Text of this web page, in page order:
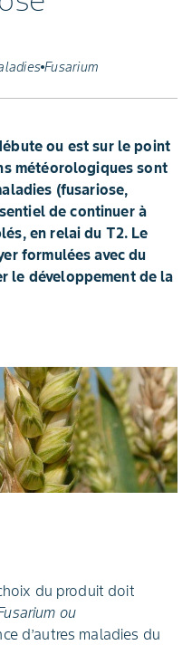
Fusarium
ou est sur le point
météorologiques sont
(fusariose,
de continuer à
en relai du T2. Le
formulées avec du
le développement de la
du produit doit
ou
d’autres maladies du